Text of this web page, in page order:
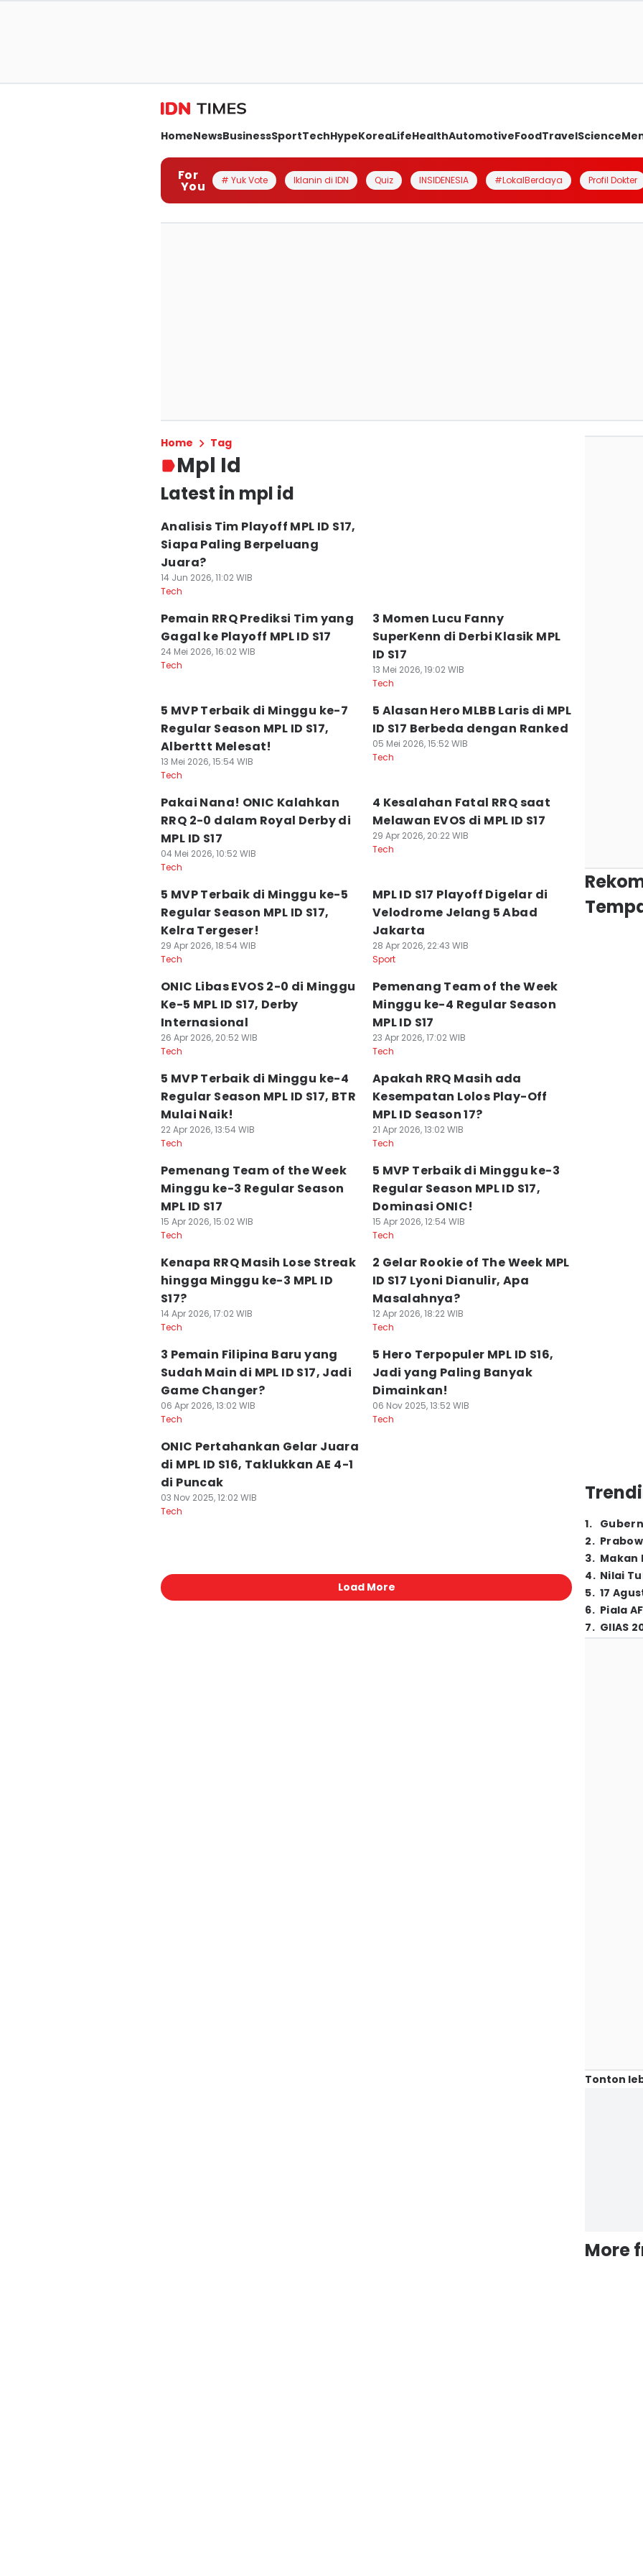
HomeNewsBusinessSportTechHypeKoreaLifeHealthAutomotiveFoodTravelScience
For
You # Yuk Vote Iklanin di IDN Quiz INSIDENESIA #LokalBerdaya Profil Dokter
Home Tag
Mpl Id
Latest in mpl id
Analisis Tim Playoff MPL ID S17,
Siapa Paling Berpeluang
Juara?
14 Jun 2026, 11:02 WIB
Tech
Pemain RRQ Prediksi Tim yang
Gagal ke Playoff MPL ID S17
24 Mei 2026, 16:02 WIB
Tech
3 Momen Lucu Fanny
SuperKenn di Derbi Klasik MPL
ID S17
13 Mei 2026, 19:02 WIB
Tech
5 MVP Terbaik di Minggu ke-7
Regular Season MPL ID S17,
Alberttt Melesat!
13 Mei 2026, 15:54 WIB
Tech
5 Alasan Hero MLBB Laris di MPL
ID S17 Berbeda dengan Ranked
05 Mei 2026, 15:52 WIB
Tech
Pakai Nana! ONIC Kalahkan
RRQ 2-0 dalam Royal Derby di
MPL ID S17
04 Mei 2026, 10:52 WIB
Tech
4 Kesalahan Fatal RRQ saat
Melawan EVOS di MPL ID S17
29 Apr 2026, 20:22 WIB
Tech
5 MVP Terbaik di Minggu ke-5
Regular Season MPL ID S17,
Kelra Tergeser!
29 Apr 2026, 18:54 WIB
Tech
MPL ID S17 Playoff Digelar di
Velodrome Jelang 5 Abad
Jakarta
28 Apr 2026, 22:43 WIB
Sport
ONIC Libas EVOS 2-0 di Minggu
Ke-5 MPL ID S17, Derby
Internasional
26 Apr 2026, 20:52 WIB
Tech
Pemenang Team of the Week
Minggu ke-4 Regular Season
MPL ID S17
23 Apr 2026, 17:02 WIB
Tech
5 MVP Terbaik di Minggu ke-4
Regular Season MPL ID S17, BTR
Mulai Naik!
22 Apr 2026, 13:54 WIB
Tech
Apakah RRQ Masih ada
Kesempatan Lolos Play-Off
MPL ID Season 17?
21 Apr 2026, 13:02 WIB
Tech
Pemenang Team of the Week
Minggu ke-3 Regular Season
MPL ID S17
15 Apr 2026, 15:02 WIB
Tech
5 MVP Terbaik di Minggu ke-3
Regular Season MPL ID S17,
Dominasi ONIC!
15 Apr 2026, 12:54 WIB
Tech
Kenapa RRQ Masih Lose Streak
hingga Minggu ke-3 MPL ID
S17?
14 Apr 2026, 17:02 WIB
Tech
2 Gelar Rookie of The Week MPL
ID S17 Lyoni Dianulir, Apa
Masalahnya?
12 Apr 2026, 18:22 WIB
Tech
3 Pemain Filipina Baru yang
Sudah Main di MPL ID S17, Jadi
Game Changer?
06 Apr 2026, 13:02 WIB
Tech
5 Hero Terpopuler MPL ID S16,
Jadi yang Paling Banyak
Dimainkan!
06 Nov 2025, 13:52 WIB
Tech
ONIC Pertahankan Gelar Juara
di MPL ID S16, Taklukkan AE 4-1
di Puncak
03 Nov 2025, 12:02 WIB
Tech
Load More
1.
2.
3. Makan
4. Nilai
5. 17
6. Piala
7. GIIAS
Tonton
More